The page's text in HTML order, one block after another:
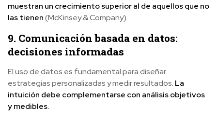
muestran un crecimiento superior al de aquellos que no
las tienen(McKinsey & Company).
9. Comunicación basada en datos:
decisiones informadas
El uso de datos es fundamental para diseñar
estrategias personalizadas y medir resultados. La
intuición debe complementarse con análisis objetivos
y medibles.